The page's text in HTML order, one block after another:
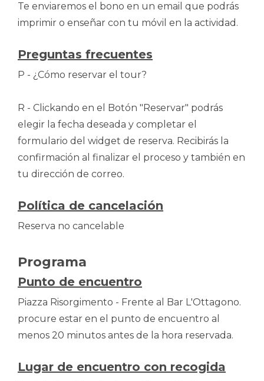
Te enviaremos el bono en un email que podrás
imprimir o enseñar con tu móvil en la actividad.
Preguntas frecuentes
P - ¿Cómo reservar el tour?
R - Clickando en el Botón "Reservar" podrás
elegir la fecha deseada y completar el
formulario del widget de reserva. Recibirás la
confirmación al finalizar el proceso y también en
tu dirección de correo.
Política de cancelación
Reserva no cancelable
Programa
Punto de encuentro
Piazza Risorgimento - Frente al Bar L'Ottagono.
procure estar en el punto de encuentro al
menos 20 minutos antes de la hora reservada.
Lugar de encuentro con recogida